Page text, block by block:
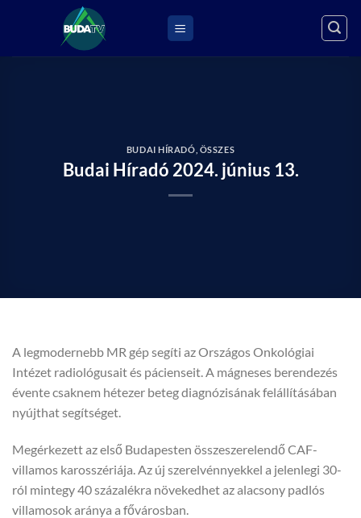
BUDAI HÍRADÓ ÖSSZES
Budai Híradó 2024. június 13.
A legmodernebb MR gép segíti az Országos Onkológiai
Intézet radiológusait és pácienseit. A mágneses berendezés
évente csaknem hétezer beteg diagnózisának felállításában
nyújthat segítséget.
Megérkezett az első Budapesten összeszerelendő CAF-
villamos karosszériája. Az új szerelvénnyekkel a jelenlegi 30-
ról mintegy 40 százalékra növekedhet az alacsony padlós
villamosok aránya a fővárosban.